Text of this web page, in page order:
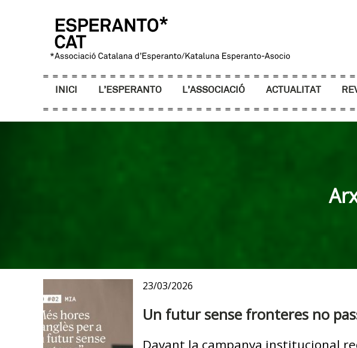
INICI L’ESPERANTO L’ASSOCIACIÓ ACTUALITAT
23/03/2026
Un futur sense fronteres no
Davant la campanya institucional